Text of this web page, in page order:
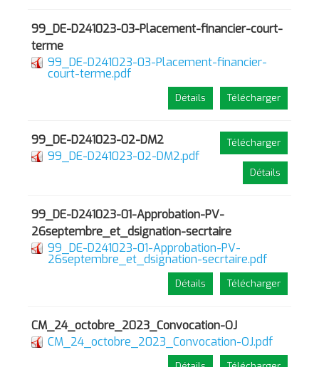
99_DE-D241023-03-Placement-financier-court-
terme
99_DE-D241023-03-Placement-financier-
court-terme.pdf
Télécharger
Détails
99_DE-D241023-02-DM2
99_DE-D241023-02-DM2.pdf
Télécharger
Détails
99_DE-D241023-01-Approbation-PV-
26septembre_et_dsignation-secrtaire
99_DE-D241023-01-Approbation-PV-
26septembre_et_dsignation-secrtaire.pdf
Télécharger
Détails
CM_24_octobre_2023_Convocation-OJ
CM_24_octobre_2023_Convocation-OJ.pdf